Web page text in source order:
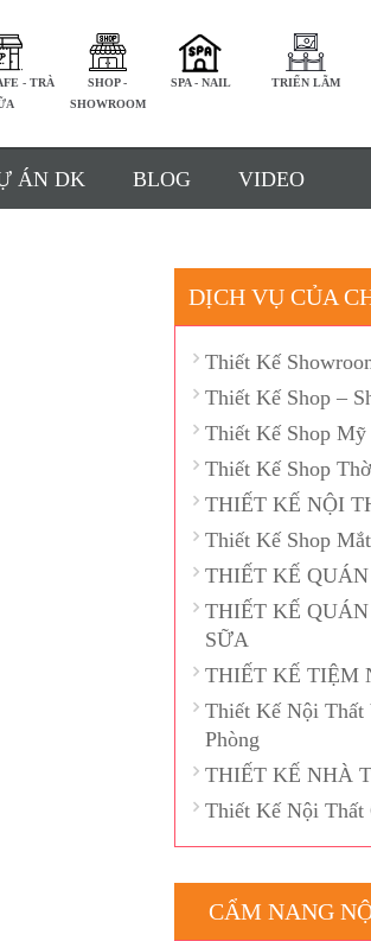
- TRÀ
SHOP -
SHOWROOM
SPA - NAIL TRIỂN LÃM
ÁN DK BLOG VIDEO
DỊCH VỤ CỦA
Thiết Kế
Thiết Kế Shop –
Thiết Kế Shop Mỹ
Thiết Kế Shop
THIẾT KẾ NỘI
Thiết Kế Shop
THIẾT KẾ
THIẾT KẾ
SỮA
THIẾT KẾ TIỆM
Thiết Kế Nội Thất
Phòng
THIẾT KẾ NHÀ
Thiết Kế Nội Thất
CẨM NANG